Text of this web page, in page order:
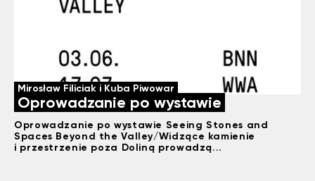
Mirosław Filiciak i Kuba Piwowar
Oprowadzanie po wystawie
Oprowadzanie po wystawie Seeing Stones and
Spaces Beyond the Valley/Widzące kamienie
i przestrzenie poza Doliną prowadzą...